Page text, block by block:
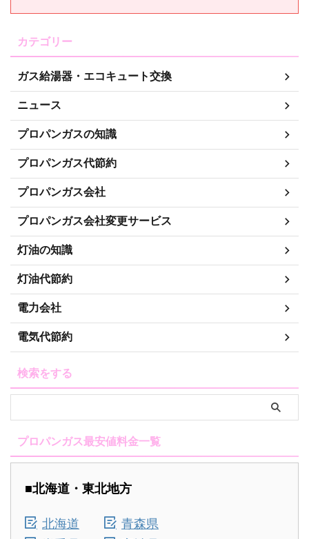
カテゴリー
ガス給湯器・エコキュート交換
ニュース
プロパンガスの知識
プロパンガス代節約
プロパンガス会社
プロパンガス会社変更サービス
灯油の知識
灯油代節約
電力会社
電気代節約
検索をする
プロパンガス最安値料金一覧
■北海道・東北地方
北海道
青森県